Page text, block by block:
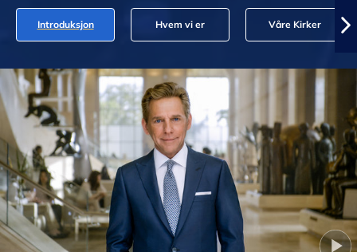
Introduksjon Hvem vi er Våre Kirker